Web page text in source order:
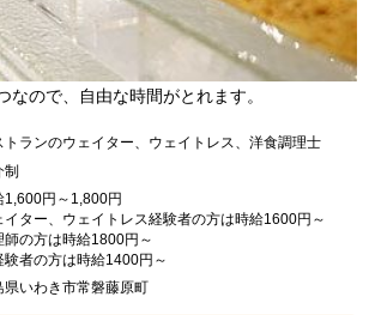
なので、自由な時間がとれます。
トランのウェイター、ウェイトレス、洋食調理士
1,600円～1,800円
イター、ウェイトレス経験者の方は時給1600円～
師の方は時給1800円～
験者の方は時給1400円～
県いわき市常磐藤原町